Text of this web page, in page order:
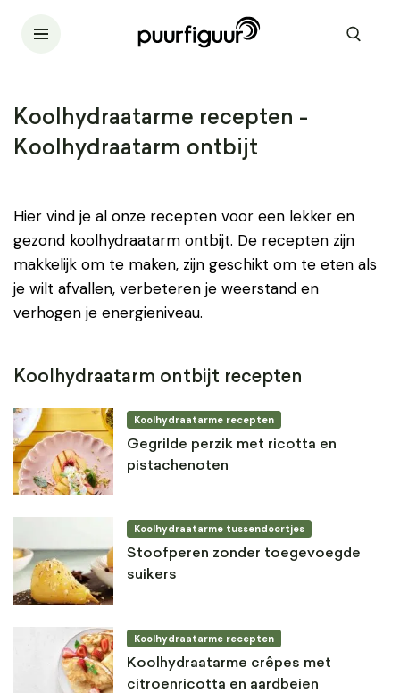
Koolhydraatarme recepten -
Koolhydraatarm ontbijt
Hier vind je al onze recepten voor een lekker en
gezond koolhydraatarm ontbijt. De recepten zijn
makkelijk om te maken, zijn geschikt om te eten als
je wilt afvallen, verbeteren je weerstand en
verhogen je energieniveau.
Koolhydraatarm ontbijt recepten
Koolhydraatarme recepten
Gegrilde perzik met ricotta en
pistachenoten
Koolhydraatarme tussendoortjes
Stoofperen zonder toegevoegde
suikers
Koolhydraatarme recepten
Koolhydraatarme crêpes met
citroenricotta en aardbeien